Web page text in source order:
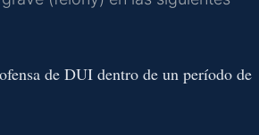
de DUI dentro de un período de